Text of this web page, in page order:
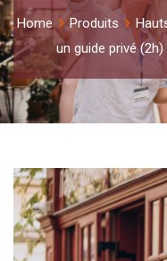
Home Produits
un guide privé